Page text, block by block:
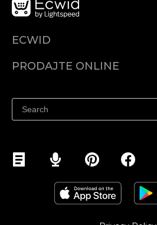
ECWID
PRODAJTE ONLINE